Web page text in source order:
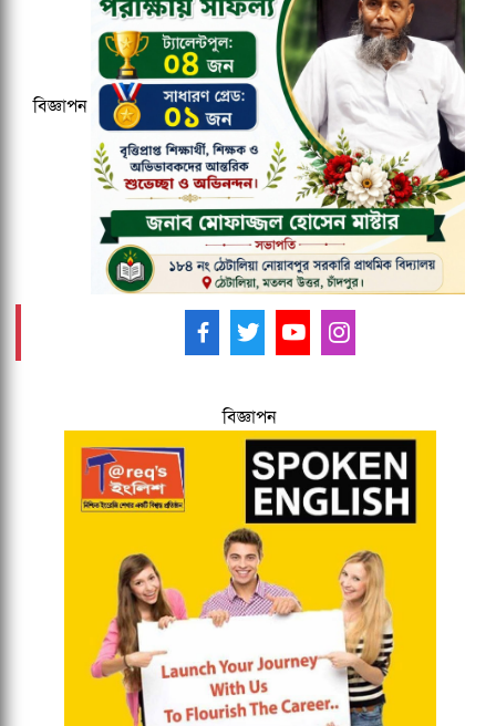
জকসু ভিপি ও জিএসকে ক্যাম্পাসছাড়া করল
ছাত্রদল
২০২৯ সালের মধ্যে ক্যাশলেস ব্যাংক হওয়ার
লক্ষ্য কমিউনিটি ব্যাংকের
বিজ্ঞাপন
বিজ্ঞাপন